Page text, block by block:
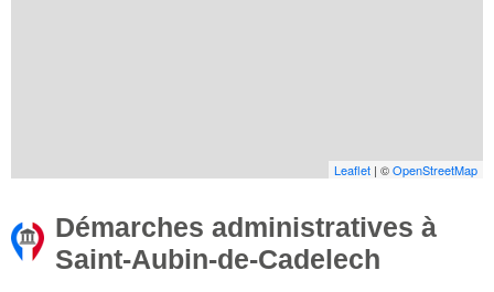
Leaflet | ©OpenStreetMap
Démarches administratives à
Saint-Aubin-de-Cadelech